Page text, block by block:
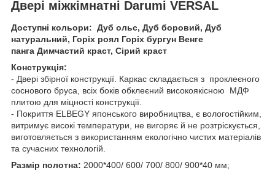
Двері міжкімнатні Darumi VERSAL
Доступні кольори: Дуб ольс, Дуб боровий, Дуб
натуральний, Горіх роял Горіх бургун Венге
панга Димчастий краст, Сірий краст
Конструкція:
- Двері збірної конструкції. Каркас складається з проклеєного
соснового бруса, всіх боків обклеєний високоякісною МДФ
плитою для міцності конструкції.
- Покриття ELBEGY японського виробництва, є вологостійким,
витримує високі температури, не вигоряє й не розтріскується,
виготовляється з використанням екологічно чистих матеріалів
та сучасних технологій.
Размір полотна: 2000*400/ 600/ 700/ 800/ 900*40 мм;